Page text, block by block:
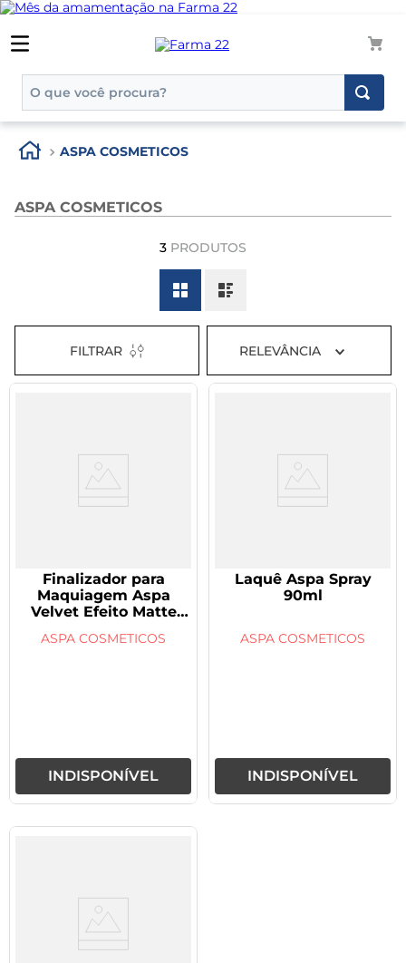
O que você procura?
TERMOS MAIS BUSCADOS
1º
tadalafila
3º
generico
tadalafila 5mg
8º
dipirona
ASPA COSMETICOS
ASPA COSMETICOS
3 PRODUTOS
FILTRAR RELEVÂNCIA
Finalizador para
Maquiagem Aspa
Velvet Efeito Matte
ASPA COSMETICOS
INDISPONÍVEL
Laquê Aspa Spray
90ml
ASPA COSMETICOS
INDISPONÍVEL